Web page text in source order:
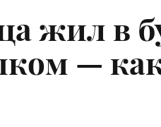
жил в
— как